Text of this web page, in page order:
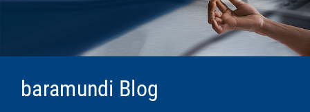
baramundi Blog